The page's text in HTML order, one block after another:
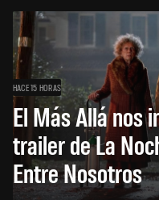
HACE 15 HORAS
El Más Allá nos
trailer de La
Entre Nosotros